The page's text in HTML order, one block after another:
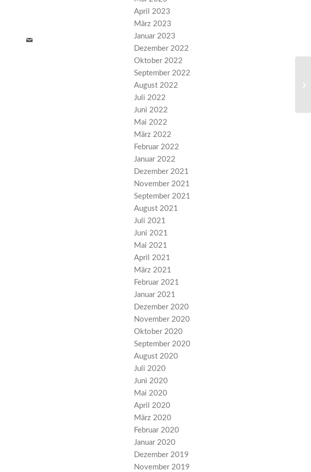
April 2023
März 2023
Januar 2023
Dezember 2022
Oktober 2022
September 2022
August 2022
Juli 2022
Juni 2022
Mai 2022
März 2022
Februar 2022
Januar 2022
Dezember 2021
November 2021
September 2021
August 2021
Juli 2021
Juni 2021
Mai 2021
April 2021
März 2021
Februar 2021
Januar 2021
Dezember 2020
November 2020
Oktober 2020
September 2020
August 2020
Juli 2020
Juni 2020
Mai 2020
April 2020
März 2020
Februar 2020
Januar 2020
Dezember 2019
November 2019